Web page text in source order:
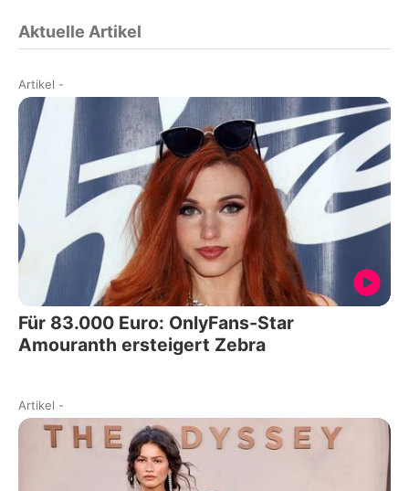
Aktuelle Artikel
Artikel -
Für 83.000 Euro: OnlyFans-Star
Amouranth ersteigert Zebra
Artikel -